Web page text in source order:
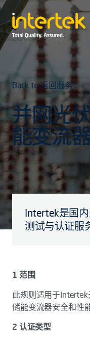
Back to 返回服务
并网光
能变流
Intertek是国
测试与认证服
1 范围
此规则适用于
储能变流器安全和性
2 认证类型